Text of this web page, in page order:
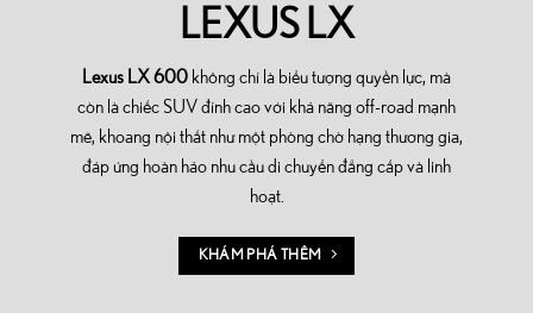
LEXUS LX
Lexus LX 600 không chỉ là biểu tượng quyền lực, mà
còn là chiếc SUV đỉnh cao với khả năng off-road mạnh
mẽ, khoang nội thất như một phòng chờ hạng thương gia,
đáp ứng hoàn hảo nhu cầu di chuyển đẳng cấp và linh
hoạt.
KHÁM PHÁ THÊM